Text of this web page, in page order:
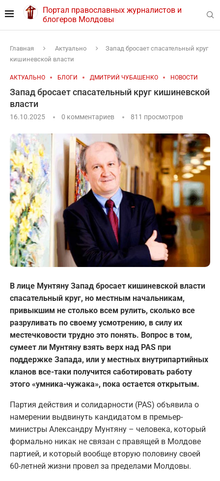
Портал православных журналистов и
блогеров Молдовы
Главная Актуально
Запад бросает спасательный круг
кишиневской власти
АКТУАЛЬНО БЛОГИ ДМИТРИЙ ЧУБАШЕНКО НОВОСТИ
Запад бросает спасательный круг кишиневской
власти
16.10.2025 0 комментариев 811 просмотров
В лице Мунтяну Запад бросает кишиневской власти
спасательный круг, но местным начальникам,
привыкшим не столько всем рулить, сколько все
разруливать по своему усмотрению, в силу их
местечковости трудно это понять. Вопрос в том,
сумеет ли Мунтяну взять верх над PAS при
поддержке Запада, или у местных внутрипартийных
кланов все-таки получится саботировать работу
этого «умника-чужака», пока остается открытым.
Партия действия и солидарности (PAS) объявила о
намерении выдвинуть кандидатом в премьер-
министры Александру Мунтяну – человека, который
формально никак не связан с правящей в Молдове
партией, и который вообще вторую половину своей
60-летней жизни провел за пределами Молдовы.